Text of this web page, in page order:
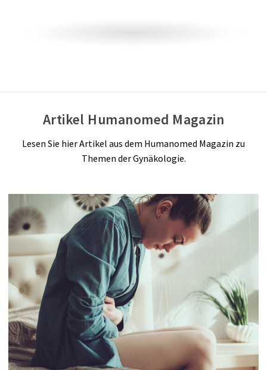
Artikel Humanomed Magazin
Lesen Sie hier Artikel aus dem Humanomed Magazin zu
Themen der Gynäkologie.